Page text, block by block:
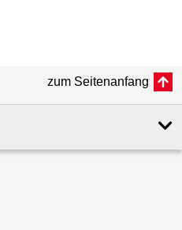
zum Seitenanfang